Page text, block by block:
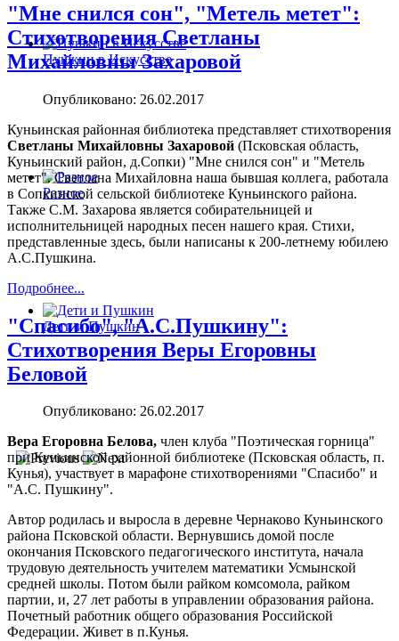
Пушкин в Искусстве
Разное
Дети и Пушкин
"Мне снился сон", "Метель метет":
Стихотворения Светланы
Михайловны Захаровой
Опубликовано: 26.02.2017
Куньинская районная библиотека представляет стихотворения
Светланы Михайловны Захаровой (Псковская область,
Куньинский район, д.Сопки) "Мне снился сон" и "Метель
метет". Светлана Михайловна наша бывшая коллега, работала
в Сопкинской сельской библиотеке Куньинского района.
Также С.М. Захарова является собирательницей и
исполнительницей народных песен нашего края. Стихи,
представленные здесь, были написаны к 200-летнему юбилею
А.С.Пушкина.
Подробнее...
"Спасибо", "А.С.Пушкину":
Стихотворения Веры Егоровны
Беловой
Опубликовано: 26.02.2017
Вера Егоровна Белова, член клуба "Поэтическая горница"
при Куньинской районной библиотеке (Псковская область, п.
Кунья), участвует в марафоне стихотворениями "Спасибо" и
"А.С. Пушкину".
Автор родилась и выросла в деревне Чернаково Куньинского
района Псковской области. Вернувшись домой после
окончания Псковского педагогического института, начала
трудовую деятельность учителем математики Усмынской
средней школы. Потом были райком комсомола, райком
партии, и, 27 лет работы в управлении образования района.
Почетный работник общего образования Российской
Федерации. Живет в п.Кунья.